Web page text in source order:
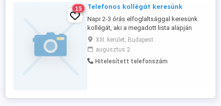
15 Telefonos kollégát keresünk
Napi 2-3 órás elfoglaltsággal keresünk
kollégát, aki a megadott lista alapján
telefonál, ügyfeleket hoz be irodánknak.
Eladni nem kell semmit, időpontot kell
egyeztetni. Irodánk a Westendnél van, de
betanulás után akár otthonról is
XIII. kerület, Budapest
augusztus 2
Hitelesített telefonszám